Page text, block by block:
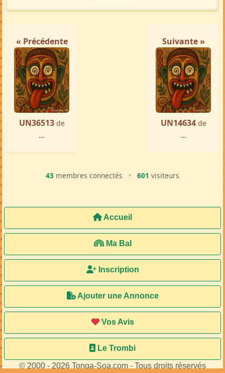
« Précédente
UN36513 de
...
Suivante »
UN14634 de
...
43 membres connectés • 601 visiteurs
Accueil
Ma Bal
Inscription
Ajouter une Annonce
Vos Avis
Le Trombi
© 2000 - 2026 Tonga-Soa.com - Tous droits réservés